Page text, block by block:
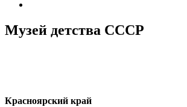
Музей детства СССР
Красноярский край